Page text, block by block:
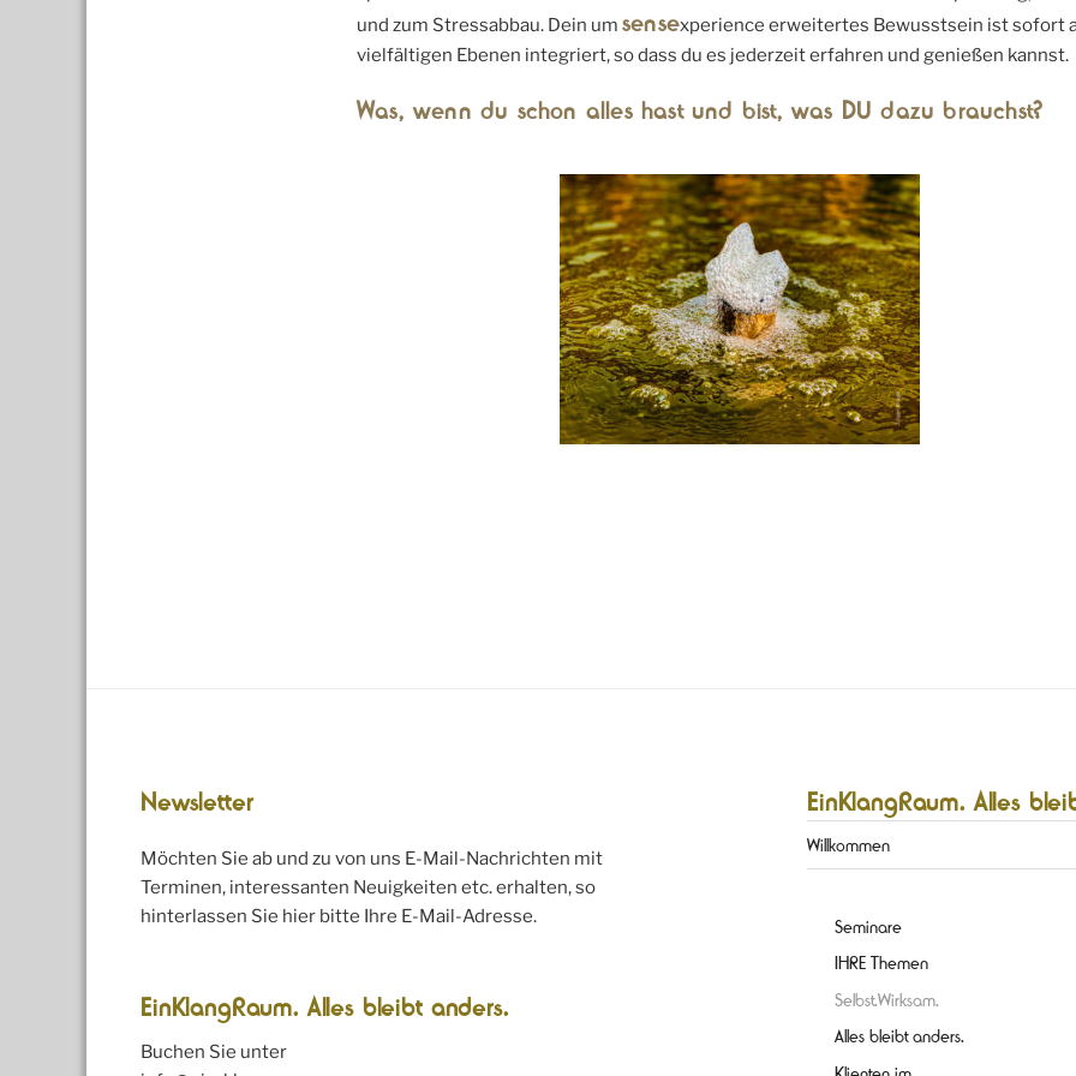
und zum Stressabbau. Dein um sensexperience erweitertes Bewusstsein ist sofort
vielfältigen Ebenen integriert, so dass du es jederzeit erfahren und genießen kannst.
Was, wenn du schon alles hast und bist, was DU dazu brauchst?
Newsletter
Möchten Sie ab und zu von uns E-Mail-Nachrichten mit
Terminen, interessanten Neuigkeiten etc. erhalten, so
hinterlassen Sie hier bitte Ihre E-Mail-Adresse.
EinKlangRaum. Alles bleibt anders.
Buchen Sie unter
EinKlangRaum. Alles
Willkommen
Seminare
IHRE Themen
Selbst.Wirksam.
Alles bleibt anders.